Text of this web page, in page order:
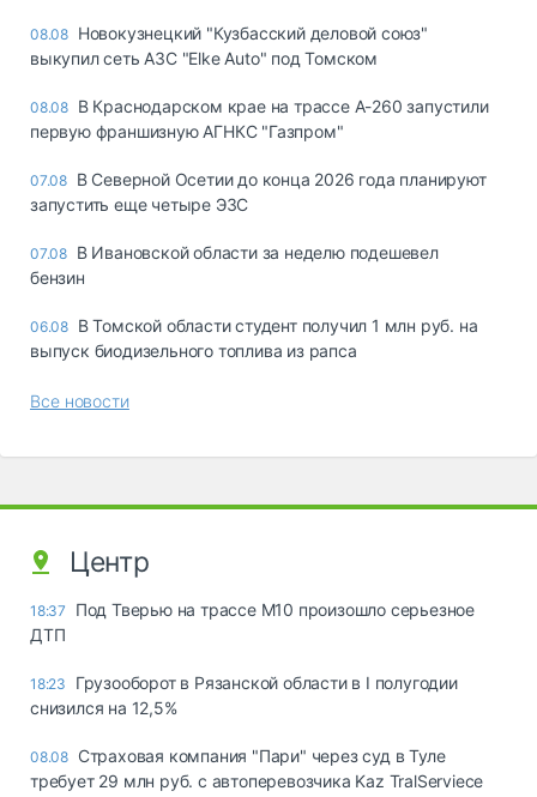
08.08 Новокузнецкий "Кузбасский деловой союз"
выкупил сеть АЗС "Elke Auto" под Томском
08.08 В Краснодарском крае на трассе А-260 запустили
первую франшизную АГНКС "Газпром"
07.08 В Северной Осетии до конца 2026 года планируют
запустить еще четыре ЭЗС
07.08 В Ивановской области за неделю подешевел
бензин
06.08 В Томской области студент получил 1 млн руб. на
выпуск биодизельного топлива из рапса
Все новости
Центр
18:37
Под Тверью на трассе М10 произошло серьезное
ДТП
18:23
Грузооборот в Рязанской области в I полугодии
снизился на 12,5%
08.08 Страховая компания "Пари" через суд в Туле
требует 29 млн руб. с автоперевозчика Kaz TralServiece